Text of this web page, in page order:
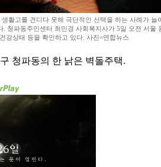
활고를 견디다 못해 극단적인 선택을 하는 사례가 늘
. 청파동주민센터 최민경 사회복지사가 5일 오전 서울
강상태 등을 확인하고 있다. 사진=연합뉴스
청파동의 한 낡은 벽돌주택.